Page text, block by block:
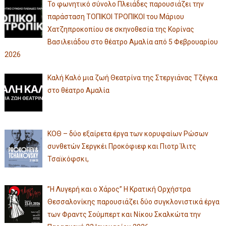
Το φωνητικό σύνολο Πλειάδες παρουσιάζει την
παράσταση ΤΟΠΙΚΟΙ ΤΡΟΠΙΚΟΙ του Μάριου
Χατζηπροκοπίου σε σκηνοθεσία της Κορίνας
Βασιλειάδου στο θέατρο Αμαλία από 5 Φεβρουαρίου
2026
Καλή Καλό μια ζωή Θεατρίνα της Στεργιάνας Τζέγκα
στο θέατρο Αμαλία
ΚΟΘ – δύο εξαίρετα έργα των κορυφαίων Ρώσων
συνθετών Σεργκέι Προκόφιεφ και Πιοτρ Ίλιτς
Τσαϊκόφσκι,
”Η Λυγερή και ο Χάρος” Η Κρατική Ορχήστρα
Θεσσαλονίκης παρουσιάζει δύο συγκλονιστικά έργα
των Φραντς Σούμπερτ και Νίκου Σκαλκώτα την